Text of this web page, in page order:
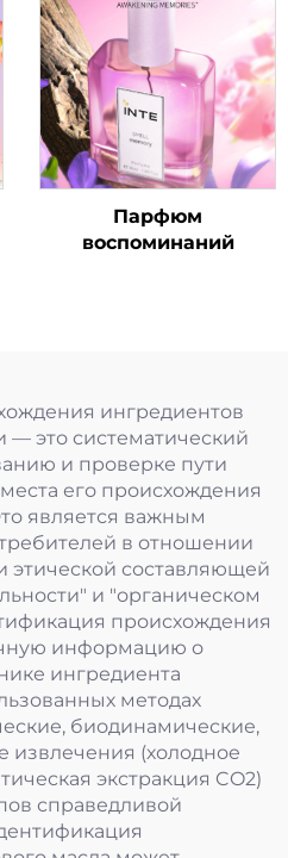
Парфюм
воспоминаний
ингредиентов
— это систематический
и проверке пути
его происхождения
является важным
в отношении
этической составляющей
и "органическом
происхождения
информацию о
ингредиента
методах
биодинамические,
извлечения (холодное
экстракция CO2)
справедливой